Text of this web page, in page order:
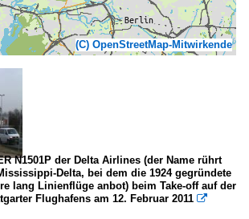
(C) OpenStreetMap-Mitwirkende
N1501P der Delta Airlines (der Name rührt
Delta, bei dem die 1924 gegründete
lang Linienflüge anbot) beim Take-off auf der
Flughafens am 12. Februar 2011 